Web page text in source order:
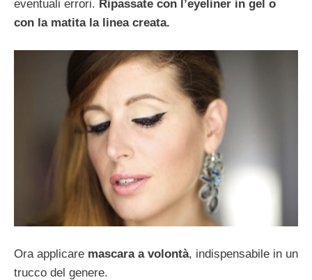
eventuali errori. Ripassate con l’eyeliner in gel o
con la matita la linea creata.
Ora applicare mascara a volontà, indispensabile in un
trucco del genere.